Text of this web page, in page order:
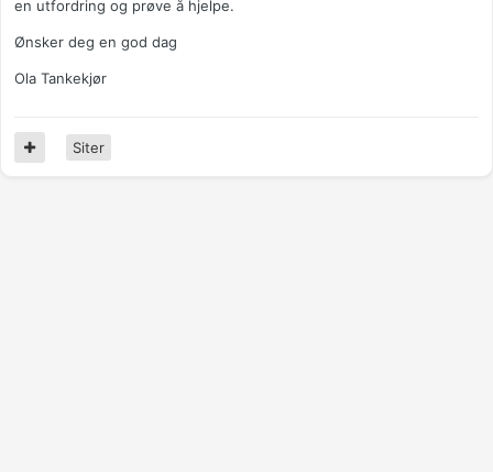
en utfordring og prøve å hjelpe.
Ønsker deg en god dag
Ola Tankekjør
Siter